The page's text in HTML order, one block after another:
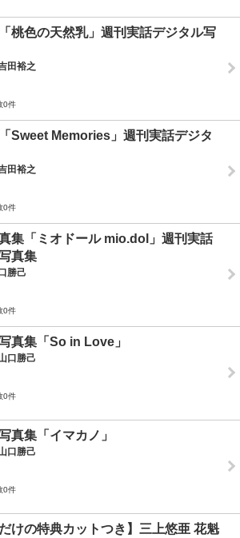
桃色の天然乳」週刊実話デジタル写
田裕之
0件
Sweet Memories」週刊実話デジタ
田裕之
0件
集「ミオドール mio.dol」週刊実話
真集
勝己
0件
真集「So in Love」
口勝己
0件
真集「イマカノ」
口勝己
0件
だけの特典カットつき】三上悠亜 花魁